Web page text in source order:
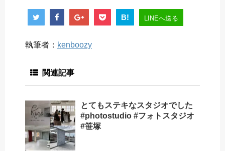
B! LINEへ送る
執筆者： kenboozy
関連記事
とてもステキなスタジオでした
#photostudio #フォトスタジオ
#笹塚